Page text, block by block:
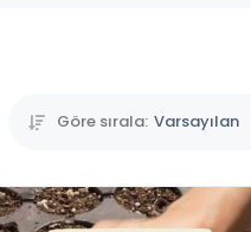
Göre sırala: Varsayılan